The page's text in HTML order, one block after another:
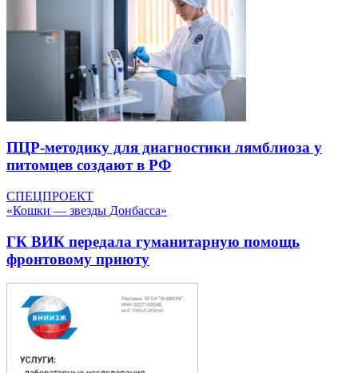
ПЦР-методику для диагностики лямблиоза у
питомцев создают в РФ
СПЕЦПРОЕКТ
«Кошки — звезды Донбасса»
ГК ВИК передала гуманитарную помощь
фронтовому приюту